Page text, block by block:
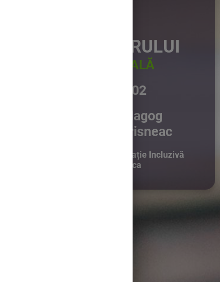
CLASA VIITORULUI
PEDAGOGIE DIGITALĂ
Grupa 030 - Seria 02
profesor psihopedagog
Simona-Isabela Prisneac
Centrul Școlar Pentru Educație Incluzivă
„Miron Ionescu”, Cluj-Napoca